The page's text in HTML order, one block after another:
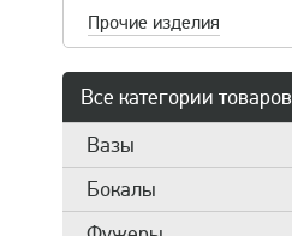
Прочие изделия
Все категории товаров
Вазы
Бокалы